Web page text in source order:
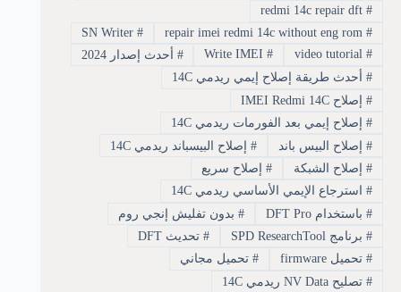
#
redmi 14c repair dft
#
repair imei redmi 14c without eng rom
#
SN Writer
#
video tutorial
#
Write IMEI
# أحدث إصدار 2024
#أحدث طريقة إصلاح إيمي ريدمي 14C
#إصلاح IMEI Redmi 14C
#إصلاح إيمي بعد الفورمات ريدمي 14C
#إصلاح البيس باند #إصلاح البيسباند ريدمي 14C
#إصلاح الشبكة #إصلاح سريع
#استرجاع الإيمي الأساسي ريدمي 14C
#باستخدام DFT Pro #بدون تفليش إنجي روم
#برنامج SPD ResearchTool #تحديث DFT
#تحميل firmware #تحميل مجاني
#تصليح NV Data ريدمي 14C